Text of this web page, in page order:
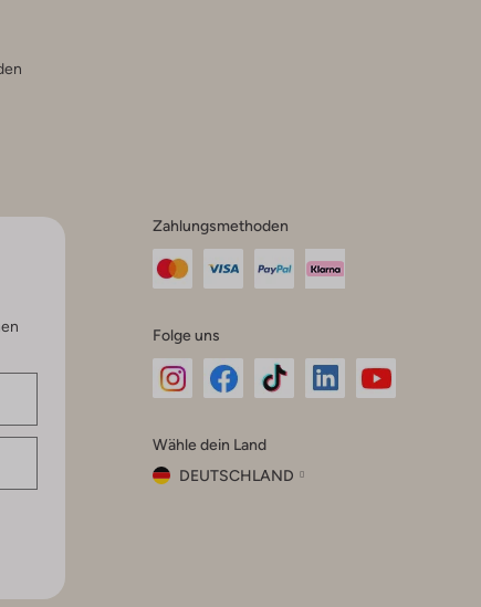
Zahlungsmethoden
Folge uns
Instagram
Facebook
TikTok
Wähle dein Land
DEUTSCHLAND